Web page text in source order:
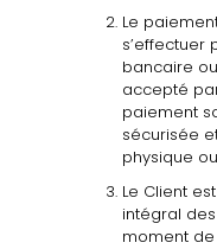
Le
s’effectuer
bancaire
accepté par
paiement
sécurisée
physique
Le Client est
intégral des
moment